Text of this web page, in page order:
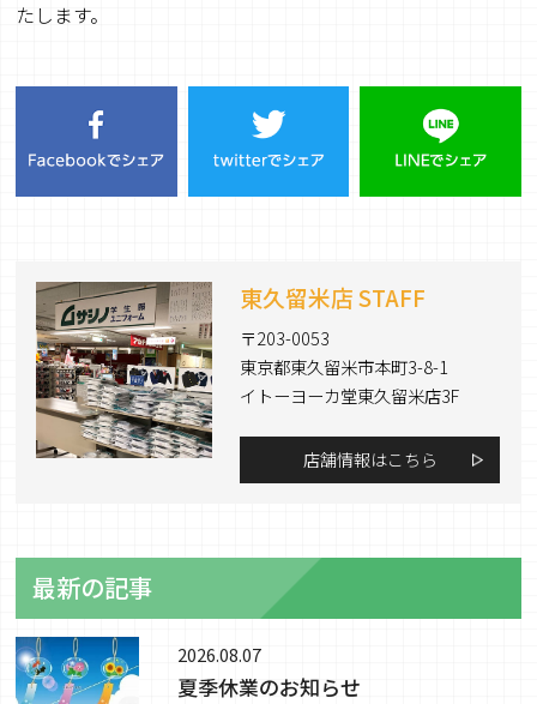
たします。
東久留米店 STAFF
〒203-0053
東京都東久留米市本町3-8-1
イトーヨーカ堂東久留米店3F
店舗情報はこちら
最新の記事
2026.08.07
夏季休業のお知らせ